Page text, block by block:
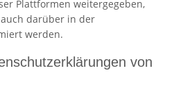
Plattformen weitergegeben,
darüber in der
werden.
von